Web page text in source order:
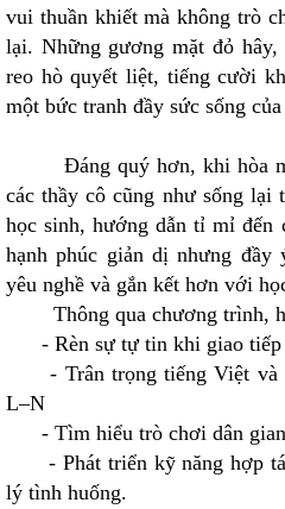
vui thuần khiết mà không trò
lại. Những gương mặt đỏ
reo hò quyết liệt, tiếng cười
một bức tranh đầy sức sống
Đáng quý hơn, khi hòa
các thầy cô cũng như sống
học sinh, hướng dẫn tỉ mỉ
hạnh phúc giản dị nhưng
yêu nghề và gắn kết hơn với
Thông qua chương trình,
- Rèn sự tự tin khi giao tiếp
- Trân trọng tiếng Việt và
L–N
- Tìm hiểu trò chơi dân
- Phát triển kỹ năng hợp
lý tình huống.